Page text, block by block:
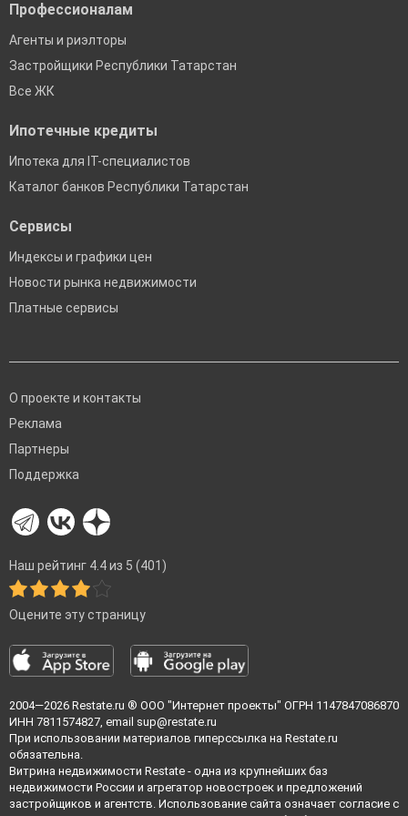
Профессионалам
Агенты и риэлторы
Застройщики Республики Татарстан
Все ЖК
Ипотечные кредиты
Ипотека для IT-специалистов
Каталог банков Республики Татарстан
Сервисы
Индексы и графики цен
Новости рынка недвижимости
Платные сервисы
О проекте и контакты
Реклама
Партнеры
Поддержка
Наш рейтинг 4.4 из 5 (401)
Оцените эту страницу
2004—2026 Restate.ru ® ООО "Интернет проекты" ОГРН 1147847086870
ИНН 7811574827, email sup@restate.ru
При использовании материалов гиперссылка на Restate.ru
обязательна.
Витрина недвижимости Restate - одна из крупнейших баз
недвижимости России и агрегатор новостроек и предложений
застройщиков и агентств. Использование сайта означает согласие с